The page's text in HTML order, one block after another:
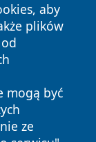
aby
plików
mogą być
ze
prawa